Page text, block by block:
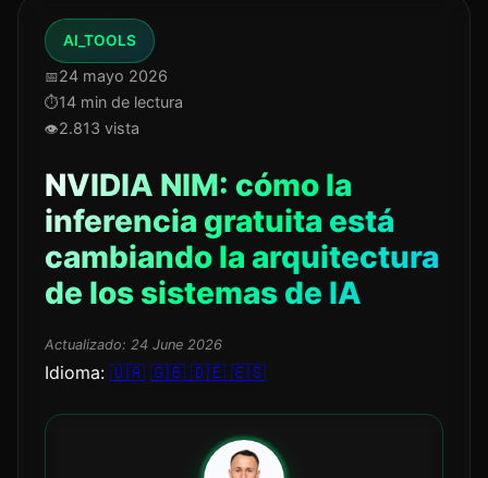
AI_TOOLS
24 mayo 2026
14 min de lectura
2.813 vista
NVIDIA NIM: cómo la
inferencia gratuita está
cambiando la arquitectura
de los sistemas de IA
Actualizado: 24 June 2026
Idioma: 🇺🇦 🇬🇧 🇩🇪 🇪🇸